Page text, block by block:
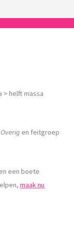
> helft massa
Overig en feitgroep
een boete
maak nu